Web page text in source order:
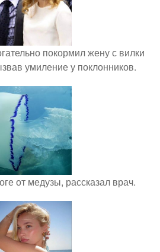
покормил жену с вилки
умиление у поклонников.
от медузы, рассказал врач.